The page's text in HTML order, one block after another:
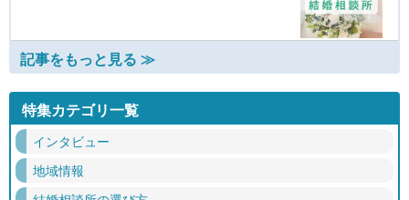
記事をもっと見る ≫
特集カテゴリ一覧
インタビュー
地域情報